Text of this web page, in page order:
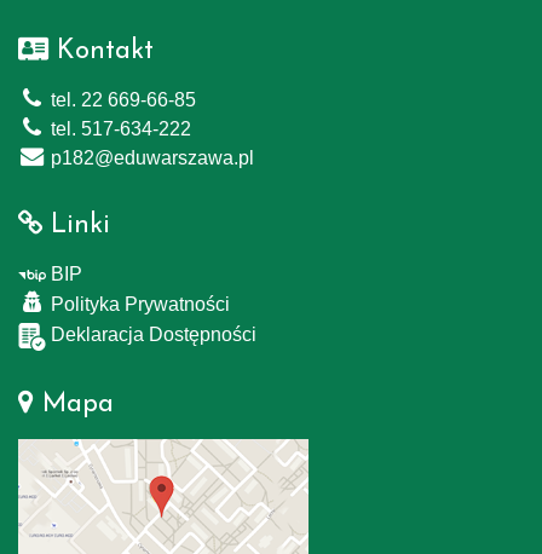
Kontakt
tel. 22 669-66-85
tel. 517-634-222
p182@eduwarszawa.pl
Linki
BIP
Polityka Prywatności
Deklaracja Dostępności
Mapa